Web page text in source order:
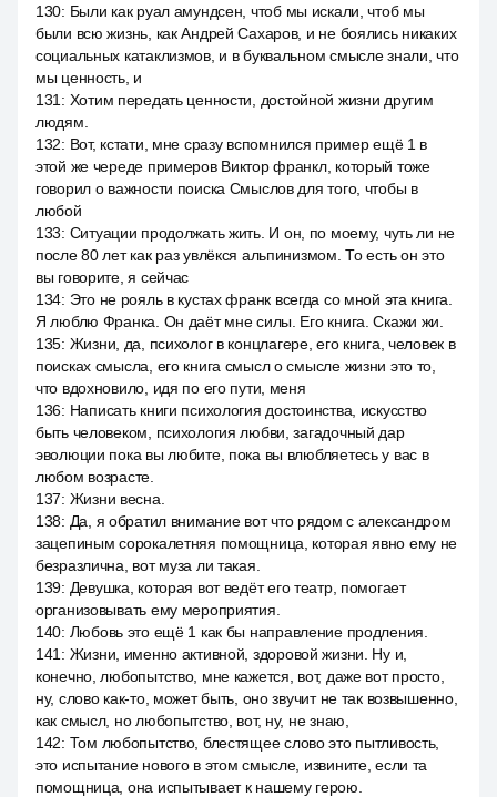
130: Были как руал амундсен, чтоб мы искали, чтоб мы
были всю жизнь, как Андрей Сахаров, и не боялись никаких
социальных катаклизмов, и в буквальном смысле знали, что
мы ценность, и
131 : Хотим передать ценности, достойной жизни другим
людям.
132: Вот, кстати, мне сразу вспомнился пример ещё 1 в
этой же череде примеров Виктор франкл, который тоже
говорил о важности поиска Смыслов для того, чтобы в
любой
133: Ситуации продолжать жить. И он, по моему, чуть ли не
после 80 лет как раз увлёкся альпинизмом. То есть он это
вы говорите, я сейчас
134: Это не рояль в кустах франк всегда со мной эта книга.
Я люблю Франка. Он даёт мне силы. Его книга. Скажи жи.
135: Жизни, да, психолог в концлагере, его книга, человек в
поисках смысла, его книга смысл о смысле жизни это то,
что вдохновило, идя по его пути, меня
136: Написать книги психология достоинства, искусство
быть человеком, психология любви, загадочный дар
эволюции пока вы любите, пока вы влюбляетесь у вас в
любом возрасте.
137: Жизни весна.
138: Да, я обратил внимание вот что рядом с александром
зацепиным сорокалетняя помощница, которая явно ему не
безразлична, вот муза ли такая.
139: Девушка, которая вот ведёт его театр, помогает
организовывать ему мероприятия.
140: Любовь это ещё 1 как бы направление продления.
141 : Жизни, именно активной, здоровой жизни. Ну и,
конечно, любопытство, мне кажется, вот, даже вот просто,
ну, слово как-то, может быть, оно звучит не так возвышенно,
как смысл, но любопытство, вот, ну, не знаю,
142: Том любопытство, блестящее слово это пытливость,
это испытание нового в этом смысле, извините, если та
помощница, она испытывает к нашему герою.